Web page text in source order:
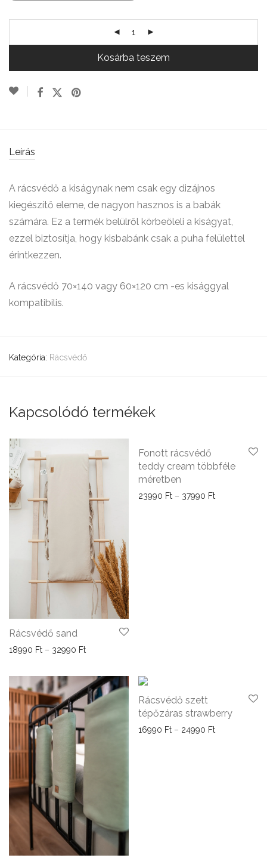
Kosárba teszem
Leírás
A rácsvédő a kiságynak nem csak egy dizájnos
kiegészítő eleme, de nagyon hasznos is a babák
számára. Ez a termék belülről körbeöleli a kiságyat,
ezzel biztosítja, hogy kisbabánk csak a puha felülettel
érintkezzen.
A rácsvédő 70×140 vagy 60×120 cm -es kisággyal
kompatibilis.
Kategória: Rácsvédő
Kapcsolódó termékek
Rácsvédő sand
18990 Ft – 32990 FtÁrtartomány: 18990 Ft - 32990 Ft
Fonott rácsvédő
teddy cream többféle
méretben
23990 Ft – 37990 FtÁrtartomány:
Rácsvédő szett
tépőzáras strawberry
16990 Ft – 24990 FtÁrtartomány: